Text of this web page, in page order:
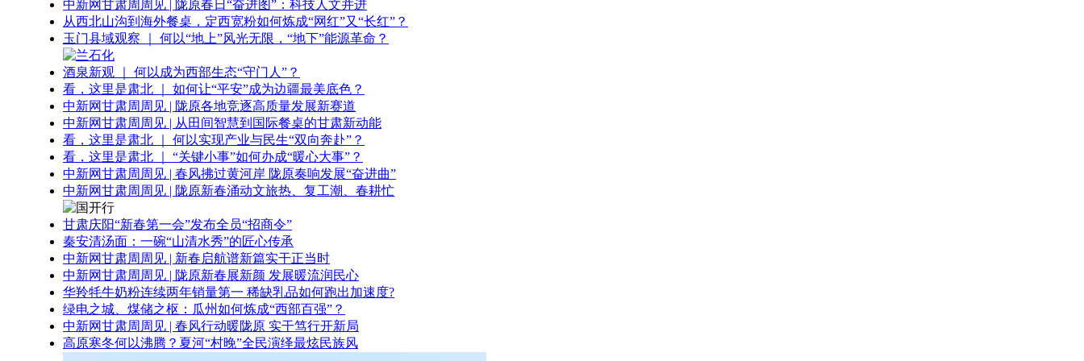
中新网甘肃周周见 | 陇原春日“奋进图”：科技人文并进
从西北山沟到海外餐桌，定西宽粉如何炼成“网红”又“长红”？
玉门县域观察 ｜ 何以“地上”风光无限，“地下”能源革命？
酒泉新观 ｜ 何以成为西部生态“守门人”？
看，这里是肃北 ｜ 如何让“平安”成为边疆最美底色？
中新网甘肃周周见 | 陇原各地竞逐高质量发展新赛道
中新网甘肃周周见 | 从田间智慧到国际餐桌的甘肃新动能
看，这里是肃北 ｜ 何以实现产业与民生“双向奔赴”？
看，这里是肃北 ｜ “关键小事”如何办成“暖心大事”？
中新网甘肃周周见 | 春风拂过黄河岸 陇原奏响发展“奋进曲”
中新网甘肃周周见 | 陇原新春涌动文旅热、复工潮、春耕忙
甘肃庆阳“新春第一会”发布全员“招商令”
秦安清汤面：一碗“山清水秀”的匠心传承
中新网甘肃周周见 | 新春启航谱新篇实干正当时
中新网甘肃周周见 | 陇原新春展新颜 发展暖流润民心
华羚牦牛奶粉连续两年销量第一 稀缺乳品如何跑出加速度?
绿电之城、煤储之枢：瓜州如何炼成“西部百强”？
中新网甘肃周周见 | 春风行动暖陇原 实干笃行开新局
高原寒冬何以沸腾？夏河“村晚”全民演绎最炫民族风